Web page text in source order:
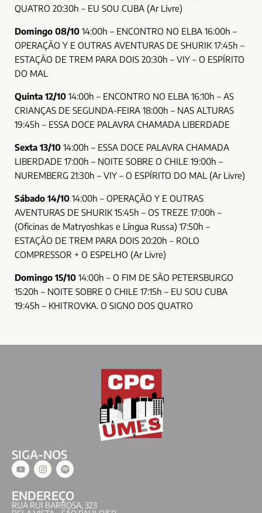
QUATRO 20:30h – EU SOU CUBA (Ar Livre)
Domingo 08/10 14:00h – ENCONTRO NO ELBA 16:00h –
OPERAÇÃO Y E OUTRAS AVENTURAS DE SHURIK 17:45h –
ESTAÇÃO DE TREM PARA DOIS 20:30h – VIY – O ESPÍRITO
DO MAL
Quinta 12/10 14:00h – ENCONTRO NO ELBA 16:10h – AS
CRIANÇAS DE SEGUNDA-FEIRA 18:00h – NAS ALTURAS
19:45h – ESSA DOCE PALAVRA CHAMADA LIBERDADE
Sexta 13/10 14:00h – ESSA DOCE PALAVRA CHAMADA
LIBERDADE 17:00h – NOITE SOBRE O CHILE 19:00h –
NUREMBERG 21:30h – VIY – O ESPÍRITO DO MAL (Ar Livre)
Sábado 14/10 14:00h – OPERAÇÃO Y E OUTRAS
AVENTURAS DE SHURIK 15:45h – OS TREZE 17:00h –
(Oficinas de Matryoshkas e Língua Russa) 17:50h –
ESTAÇÃO DE TREM PARA DOIS 20:20h – ROLO
COMPRESSOR + O ESPELHO (Ar Livre)
Domingo 15/10 14:00h – O FIM DE SÃO PETERSBURGO
15:20h – NOITE SOBRE O CHILE 17:15h – EU SOU CUBA
19:45h – KHITROVKA. O SIGNO DOS QUATRO
SIGA-NOS
ENDEREÇO
RUA RUI BARBOSA, 323